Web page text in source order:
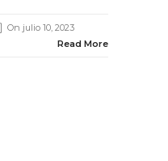
On julio 10, 2023
Read More